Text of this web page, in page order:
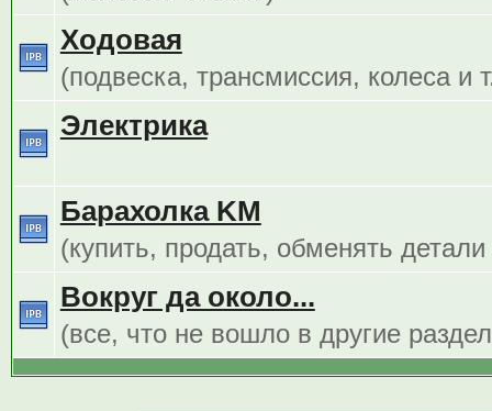
Ходовая
(подвеска, трансмиссия, колеса и
Электрика
Барахолка KM
(купить, продать, обменять
Вокруг да около...
(все, что не вошло в другие